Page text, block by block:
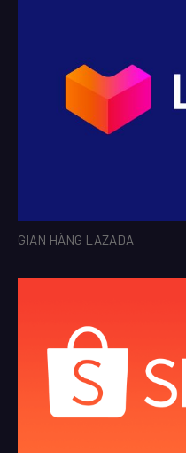
GIAN HÀNG LAZADA